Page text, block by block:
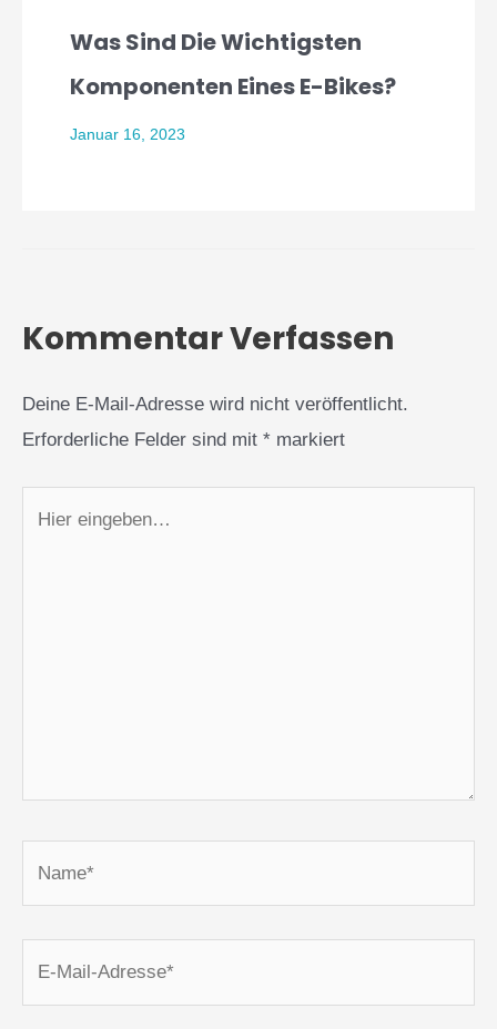
Was Sind Die Wichtigsten
Komponenten Eines E-Bikes?
Januar 16, 2023
Kommentar Verfassen
Deine E-Mail-Adresse wird nicht veröffentlicht.
Erforderliche Felder sind mit * markiert